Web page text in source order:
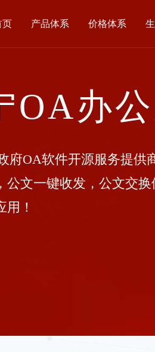
页 产品体系 价格体系
OA办
软件开源服务提供商
公文一键收发，公文交
用！